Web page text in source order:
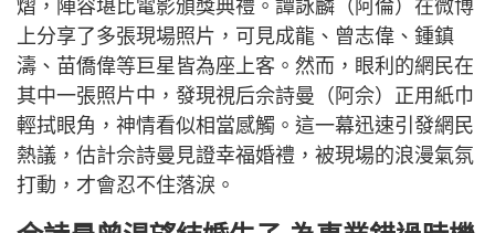
熠，陣容堪比電影頒獎典禮。譚詠麟（阿倫）在微博
上分享了多張現場照片，可見成龍、曾志偉、鍾鎮
濤、苗僑偉等巨星皆為座上客。然而，眼利的網民在
其中一張照片中，發現視后佘詩曼（阿佘）正用紙巾
輕拭眼角，神情看似相當感觸。這一幕迅速引發網民
熱議，估計佘詩曼見證幸福婚禮，被現場的浪漫氣氛
打動，才會忍不住落淚。